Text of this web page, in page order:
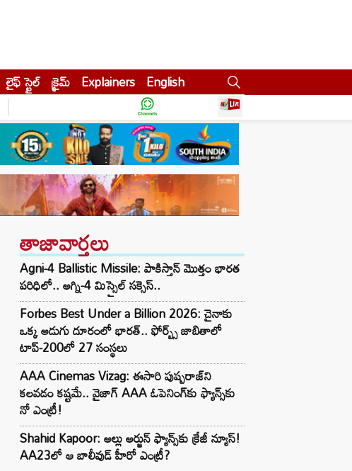
లైఫ్ స్టైల్ క్రైమ్ Explainers English
తాజావార్తలు
Agni-4 Ballistic Missile: పాకిస్తాన్ మొత్తం భారత
పరిధిలో.. అగ్ని-4 మిస్సైల్ సక్సెస్..
Forbes Best Under a Billion 2026: చైనాకు
ఒక్క అడుగు దూరంలో భారత్.. ఫోర్బ్స్ జాబితాలో
టాప్-200లో 27 సంస్థలు
AAA Cinemas Vizag: ఈసారి పుష్పరాజ్‌ని
కలవడం కష్టమే.. వైజాగ్ AAA ఓపెనింగ్‌కు ఫ్యాన్స్‌కు
నో ఎంట్రీ!
Shahid Kapoor: అల్లు అర్జున్ ఫ్యాన్స్‌కు క్రేజీ న్యూస్!
AA23లో ఆ బాలీవుడ్ హీరో ఎంట్రీ?